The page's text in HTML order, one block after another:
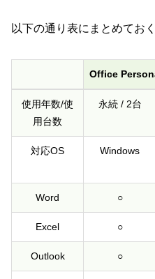
以下の通り表にまとめてお
Office
Office
使用年数/使
用台数
永続 / 2台
対応OS Windows
Word ○
Excel ○
Outlook ○